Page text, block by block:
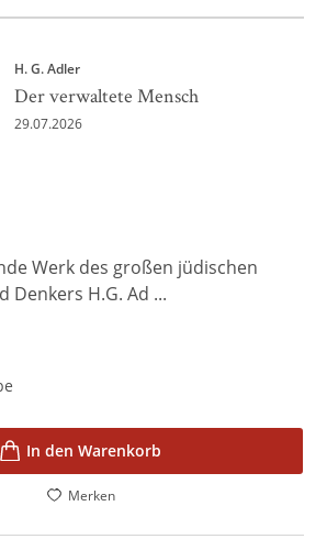
H. G. Adler
Der verwaltete Mensch
29.07.2026
Werk des großen jüdischen
Denkers H.G. Ad ...
In den Warenkorb
Merken